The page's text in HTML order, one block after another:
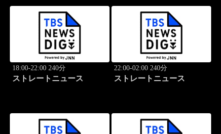
18:00-22:00 240分
ストレートニュース
22:00-02:00 240分
ストレートニュース